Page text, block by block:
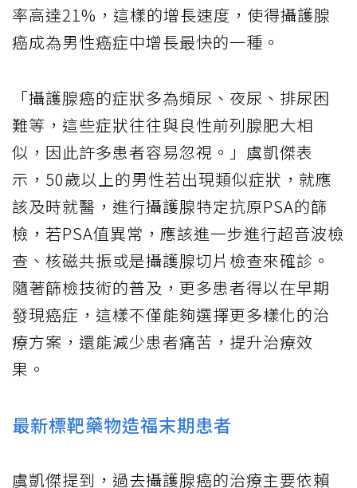
率高達21%，這樣的增長速度，使得攝護腺
癌成為男性癌症中增長最快的一種。
「攝護腺癌的症狀多為頻尿、夜尿、排尿困
難等，這些症狀往往與良性前列腺肥大相
似，因此許多患者容易忽視。」虞凱傑表
示，50歲以上的男性若出現類似症狀，就應
該及時就醫，進行攝護腺特定抗原PSA的篩
檢，若PSA值異常，應該進一步進行超音波檢
查、核磁共振或是攝護腺切片檢查來確診。
隨著篩檢技術的普及，更多患者得以在早期
發現癌症，這樣不僅能夠選擇更多樣化的治
療方案，還能減少患者痛苦，提升治療效
果。
最新標靶藥物造福末期患者
虞凱傑提到，過去攝護腺癌的治療主要依賴